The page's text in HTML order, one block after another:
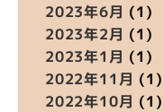
2023年6月 (1)
2023年2月 (1)
2023年1月 (1)
2022年11月 (1)
2022年10月 (1)